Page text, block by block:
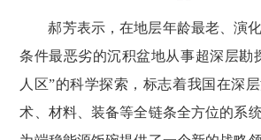
郝芳表示‍‍，在地层年龄最老、演
条件最恶劣的沉积盆地从事超深层勘
人区”的科学探索，标志着我国在深
术、材料、装备等全链条全方位的系